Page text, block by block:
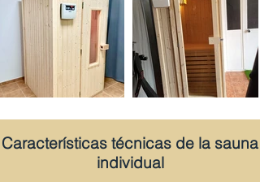
Características técnicas de la sauna
individual